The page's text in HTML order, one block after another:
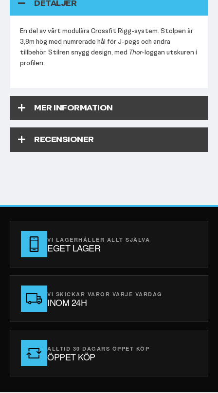
DETALJER
En del av vårt modulära Crossfit Rigg-system. Stolpen är
3,8m hög med numrerade hål för J-pegs och andra
tillbehör. Stilren snygg design, med Thor-loggan utskuren i
profilen.
MER INFORMATION
RECENSIONER
VI LAGERHÅLLER ALLT SJÄLVA
EGET LAGER
VI SKICKAR VAROR VARJE VARDAG
INOM 24H
ALLTID 30 DAGARS ÖPPET KÖP
ÖPPET KÖP